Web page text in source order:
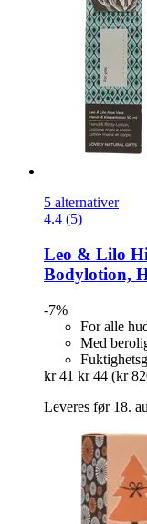
5 alternativer
4.4 (5)
Leo & Lilo
Bodylotion,
-7%
For alle
Med
kr 41 kr 44 (kr
Leveres før 18.